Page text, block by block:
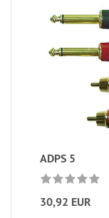
ADPS 5
30,92 EUR